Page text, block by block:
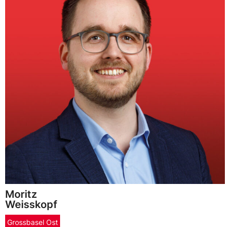
Moritz
Weisskopf
Grossbasel Ost